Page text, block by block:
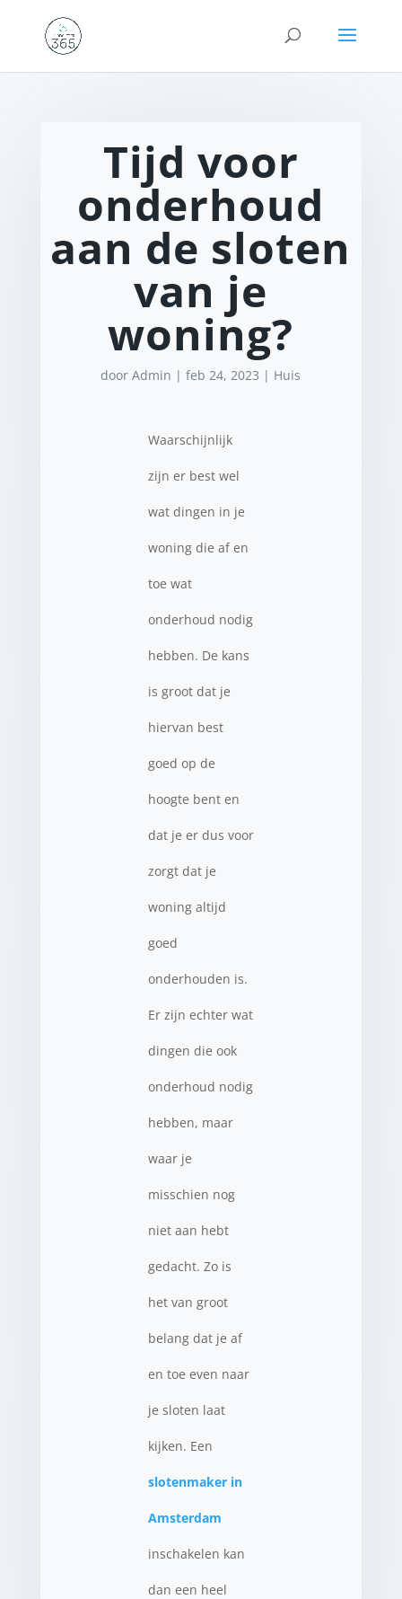
Tijd voor
onderhoud
aan de sloten
van je
woning?
doorAdmin |feb 24, 2023 | Huis
Waarschijnlijk
zijn er best wel
wat dingen in je
woning die af en
toe wat
onderhoud nodig
hebben. De kans
is groot dat je
hiervan best
goed op de
hoogte bent en
dat je er dus voor
zorgt dat je
woning altijd
goed
onderhouden is.
Er zijn echter wat
dingen die ook
onderhoud nodig
hebben, maar
waar je
misschien nog
niet aan hebt
gedacht. Zo is
het van groot
belang dat je af
en toe even naar
je sloten laat
kijken. Een
slotenmaker in
Amsterdam
inschakelen kan
dan een heel